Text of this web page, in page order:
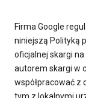
Firma Google
niniejszą Polityką
oficjalnej skargi
autorem skargi w
współpracować z